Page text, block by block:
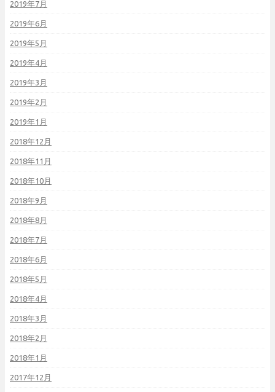
2019年7月
2019年6月
2019年5月
2019年4月
2019年3月
2019年2月
2019年1月
2018年12月
2018年11月
2018年10月
2018年9月
2018年8月
2018年7月
2018年6月
2018年5月
2018年4月
2018年3月
2018年2月
2018年1月
2017年12月